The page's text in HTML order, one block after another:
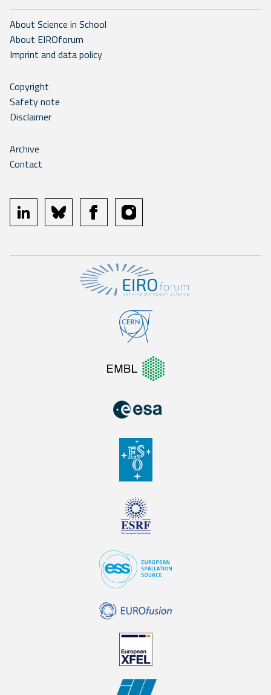
About Science in School
About EIROforum
Imprint and data policy
Copyright
Safety note
Disclaimer
Archive
Contact
linkedin bluesky facebookinstagram